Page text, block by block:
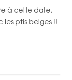
à cette date.
les ptis belges !!